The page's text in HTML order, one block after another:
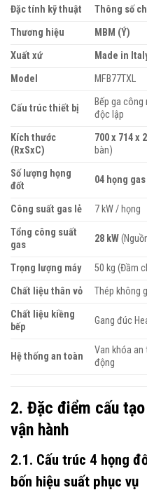
Đặc tính kỹ thuật
Thông số
Thương hiệu
MBM (Ý)
Xuất xứ
Made in
Model
MFB77TXL
Cấu trúc thiết bị
Bếp ga
độc lập
Kích thước
(RxSxC)
700 x 714 x
bàn)
Số lượng họng
đốt
04 họng gas
Công suất gas lẻ
7 kW / họng
Tổng công suất
gas
28 kW
Trọng lượng máy
50 kg (Đầm
Chất liệu thân vỏ
Thép không
Chất liệu kiềng
bếp
Gang đúc
Hệ thống an toàn
Van khóa
động
2. Đặc điểm cấu
vận hành
2.1. Cấu trúc 4 họng
bốn hiệu suất phục vụ